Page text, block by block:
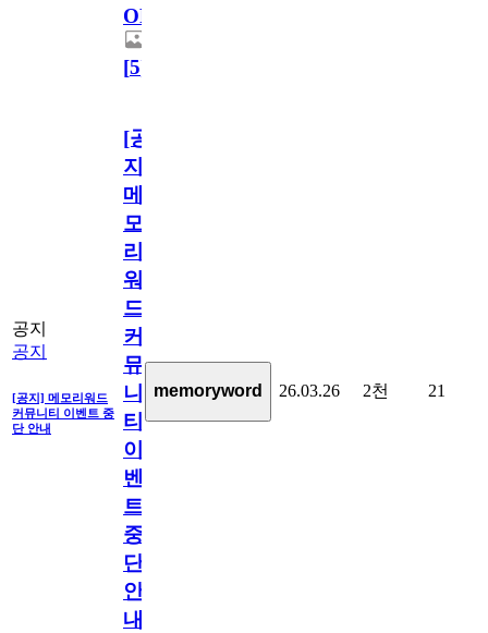
OPEN!
[5]
공지
공지
[공지] 메모리워드
커뮤니티 이벤트 중
단 안내
[공
지]
메
모
리
워
드
커
뮤
니
티
이
벤
트
중
단
안
내
memoryword 26.03.26 2천 21